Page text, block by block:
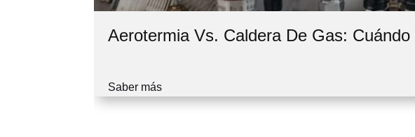
Aerotermia Vs. Caldera De Gas:
Saber más